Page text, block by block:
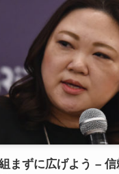
まずに広げよう –